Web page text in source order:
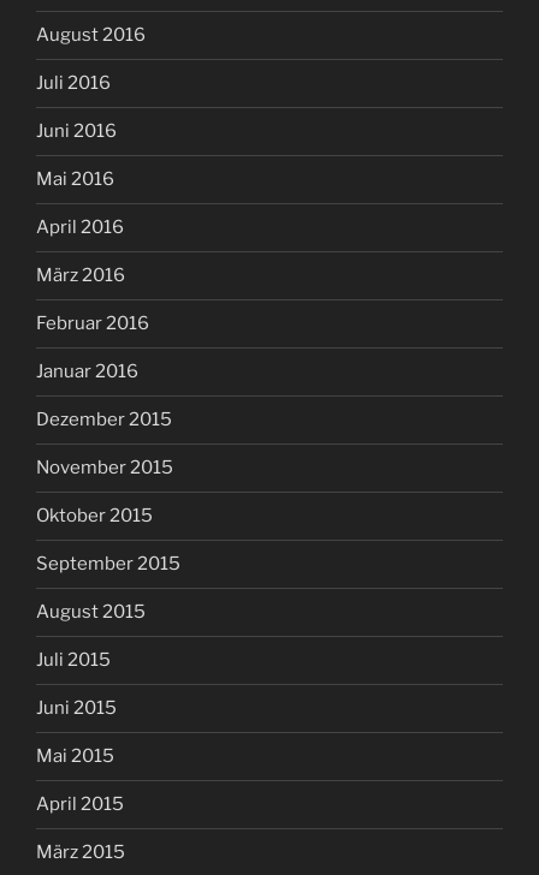
August 2016
Juli 2016
Juni 2016
Mai 2016
April 2016
März 2016
Februar 2016
Januar 2016
Dezember 2015
November 2015
Oktober 2015
September 2015
August 2015
Juli 2015
Juni 2015
Mai 2015
April 2015
März 2015